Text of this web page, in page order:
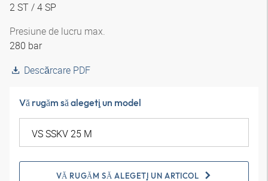
2 ST / 4 SP
Presiune de lucru max.
280 bar
Descărcare PDF
Vă rugăm să alegeţi un model
VĂ RUGĂM SĂ ALEGEŢI UN ARTICOL